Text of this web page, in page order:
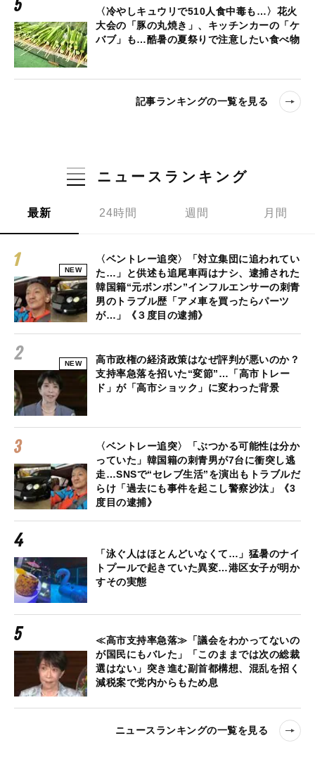
〈冷やしキュウリで510人食中毒も…〉花火
大会の「豚の丸焼き」、キッチンカーの「ケ
バブ」も…酷暑の夏祭りで注意したい食べ物
記事ランキングの一覧を見る
ニュースランキング
最新 24時間 週間 月間
NEW
〈ベントレー追突〉「対立集団に追われてい
た…」と供述も追尾車両はナシ、逮捕された
韓国籍“元ボンボン”インフルエンサーの刺青
男のトラブル歴「アメ車を買ったらパーツ
が…」《３度目の逮捕》
NEW
高市政権の経済政策はなぜ評判が悪いのか？
支持率急落を招いた“変節”…「高市トレー
ド」が「高市ショック」に変わった背景
〈ベントレー追突〉「ぶつかる可能性は分か
っていた」韓国籍の刺青男が7台に衝突し逃
走…SNSで“セレブ生活”を演出もトラブルだ
らけ「過去にも事件を起こし警察沙汰」《3
度目の逮捕》
「泳ぐ人はほとんどいなくて…」猛暑のナイ
トプールで起きていた異変…港区女子が明か
すその実態
≪高市支持率急落≫「議会をわかってないの
が国民にもバレた」「このままでは次の総裁
選はない」突き進む副首都構想、混乱を招く
減税案で党内からもため息
ニュースランキングの一覧を見る